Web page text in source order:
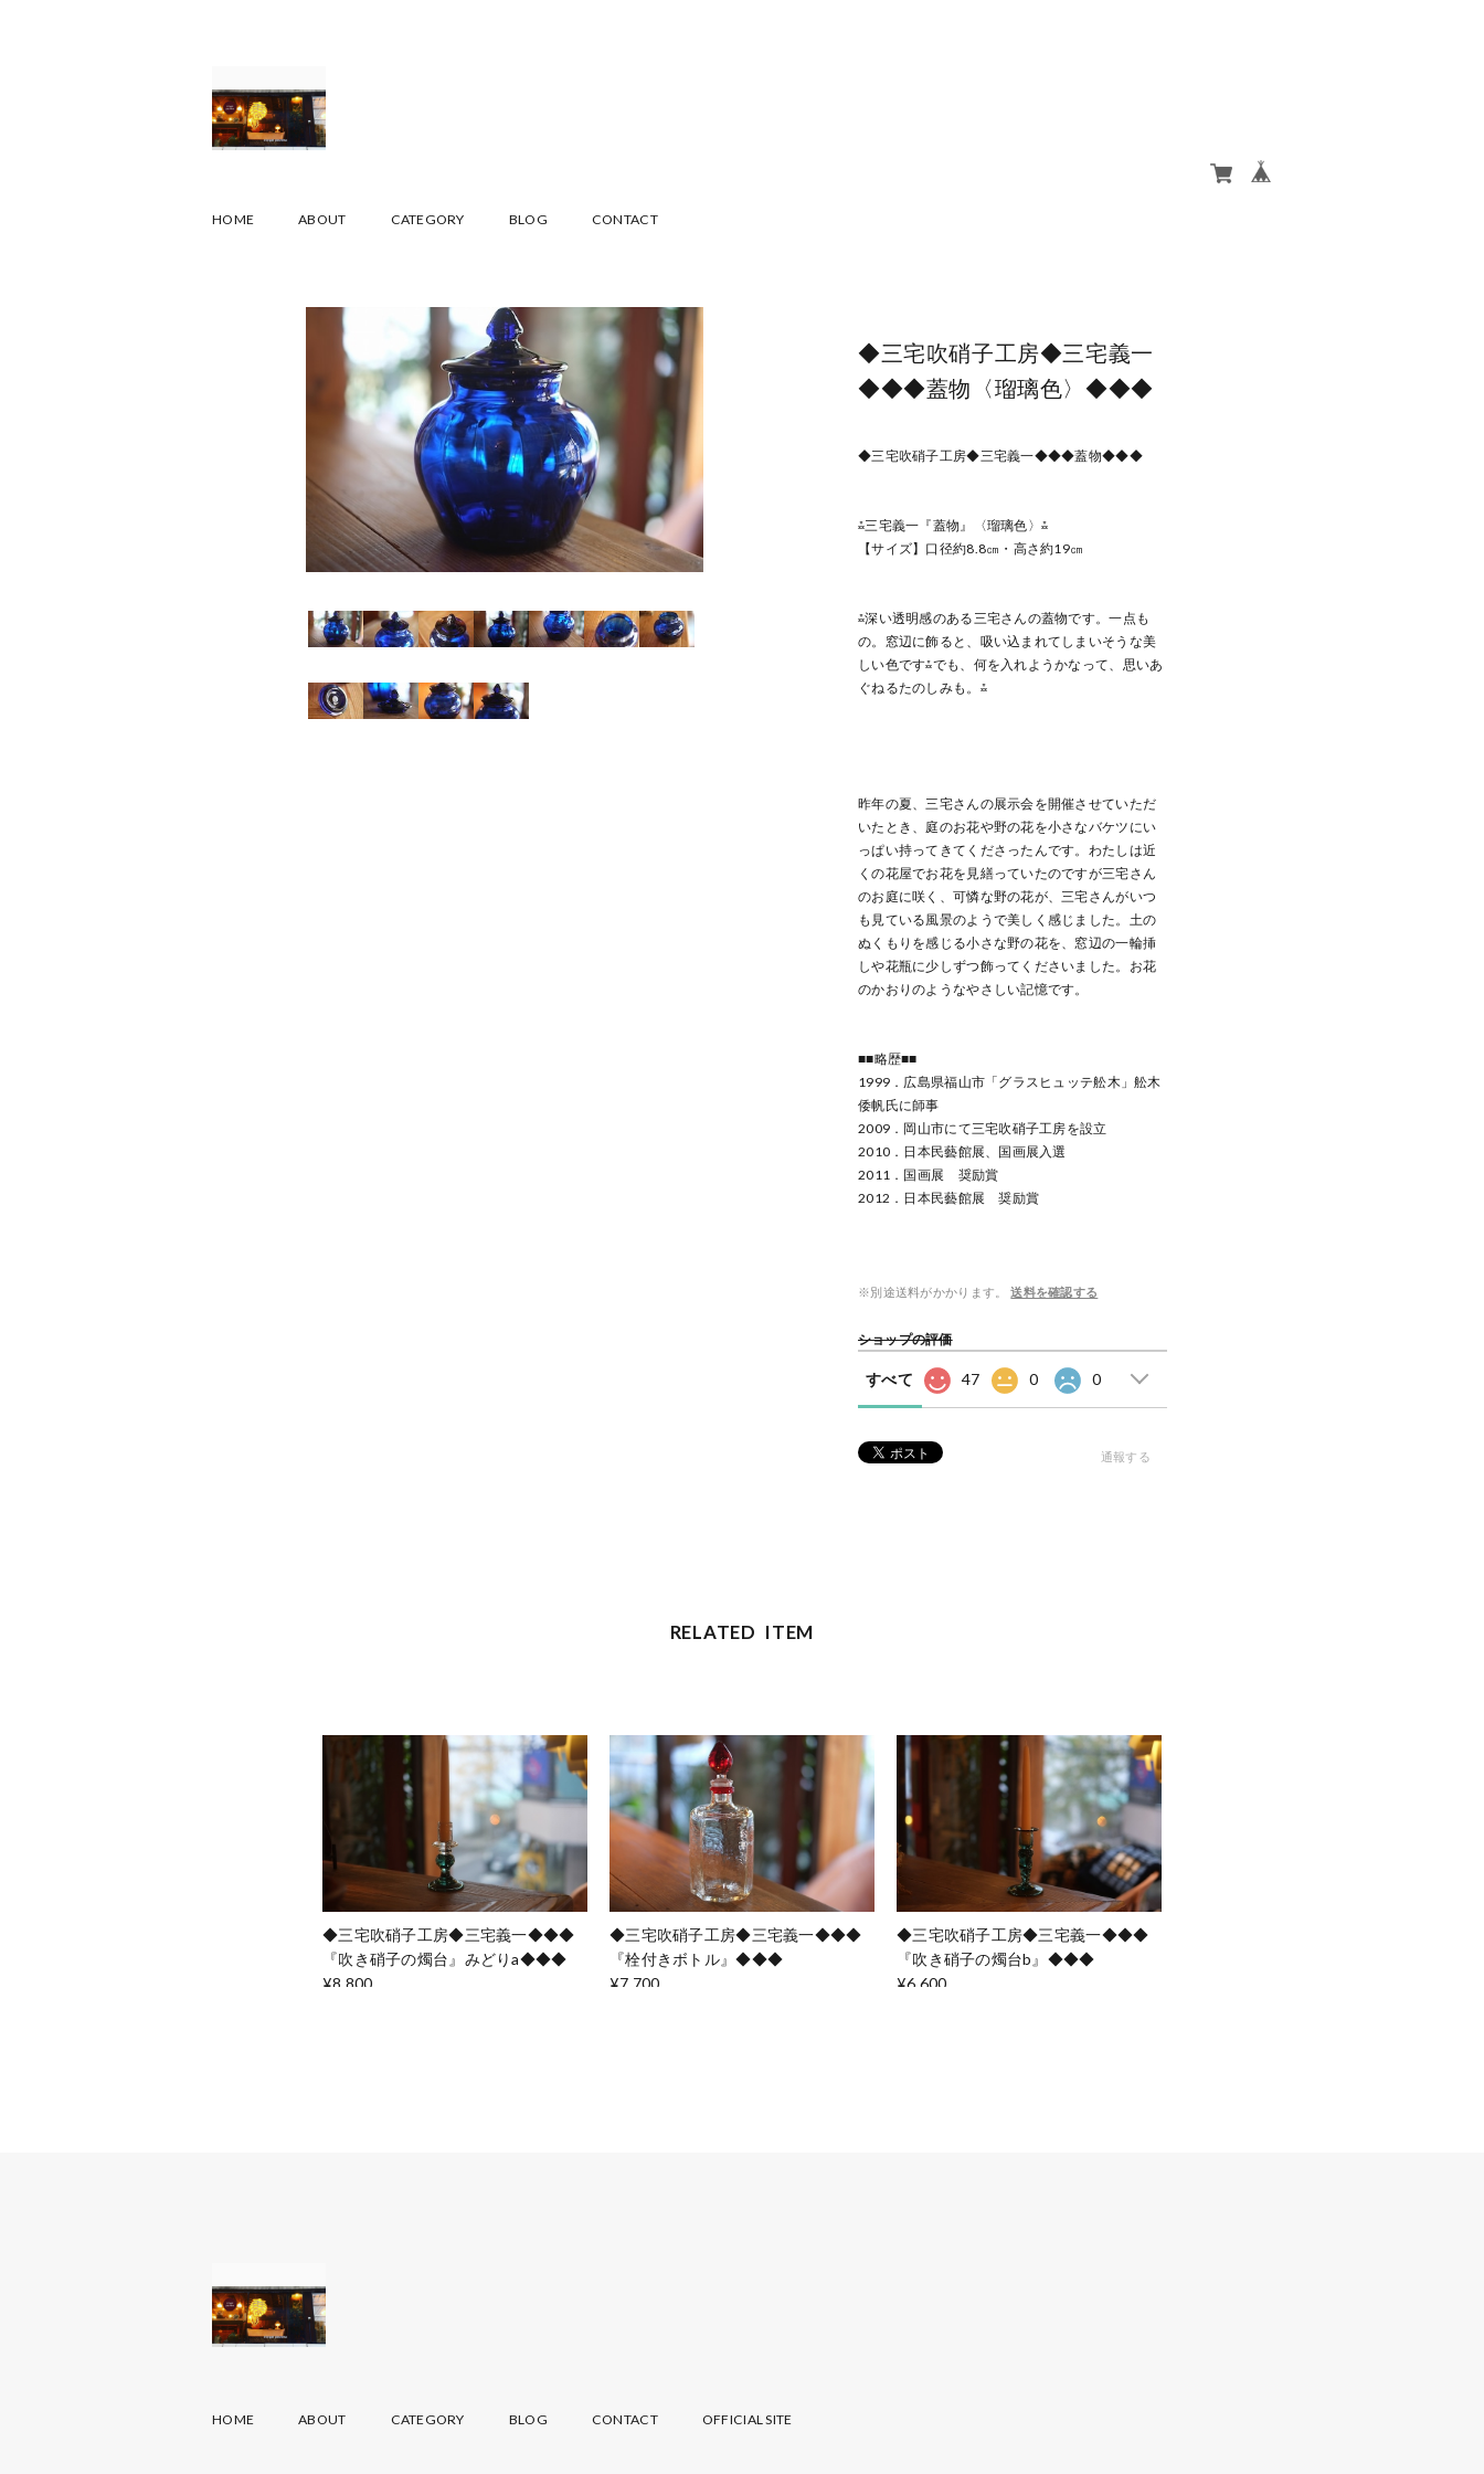
HOME ABOUT CATEGORY BLOG CONTACT
◆三宅吹硝子工房◆三宅義一
◆◆◆蓋物〈瑠璃色〉◆◆◆
◆三宅吹硝子工房◆三宅義一◆◆◆蓋物◆◆◆
⁂三宅義一『蓋物』〈瑠璃色〉⁂
【サイズ】口径約8.8㎝・高さ約19㎝
⁂深い透明感のある三宅さんの蓋物です。一点も
の。窓辺に飾ると、吸い込まれてしまいそうな美
しい色です⁂でも、何を入れようかなって、思いあ
ぐねるたのしみも。⁂
昨年の夏、三宅さんの展示会を開催させていただ
いたとき、庭のお花や野の花を小さなバケツにい
っぱい持ってきてくださったんです。わたしは近
くの花屋でお花を見繕っていたのですが三宅さん
のお庭に咲く、可憐な野の花が、三宅さんがいつ
も見ている風景のようで美しく感じました。土の
ぬくもりを感じる小さな野の花を、窓辺の一輪挿
しや花瓶に少しずつ飾ってくださいました。お花
のかおりのようなやさしい記憶です。
■■略歴■■
1999．広島県福山市「グラスヒュッテ舩木」舩木
倭帆氏に師事
2009．岡山市にて三宅吹硝子工房を設立
2010．日本民藝館展、国画展入選
2011．国画展 奨励賞
2012．日本民藝館展 奨励賞
※別途送料がかかります。 送料を確認する
ショップの評価
すべて 47 0 0
通報する
RELATED ITEM
◆三宅吹硝子工房◆三宅義一◆◆◆
『吹き硝子の燭台』みどりa◆◆◆
¥8,800
◆三宅吹硝子工房◆三宅義一◆◆◆
『栓付きボトル』◆◆◆
¥7,700
◆三宅吹硝子工房◆三宅義一◆◆◆
『吹き硝子の燭台b』◆◆◆
¥6,600
HOME ABOUT CATEGORY BLOG CONTACT OFFICIAL SITE